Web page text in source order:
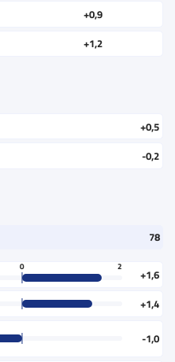
+0,9
+1,2
+0,5
-0,2
78
0 2
+1,6
+1,4
-1,0